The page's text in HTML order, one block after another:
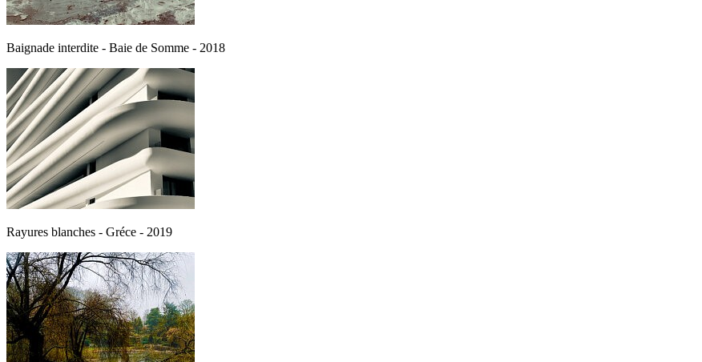
Baignade interdite - Baie de Somme - 2018
Rayures blanches - Gréce - 2019